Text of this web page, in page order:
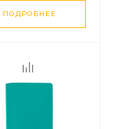
ПОДРОБНЕЕ